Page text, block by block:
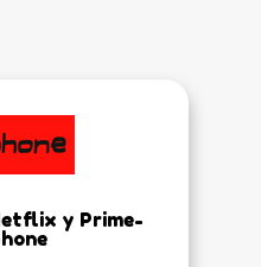
y Prime-